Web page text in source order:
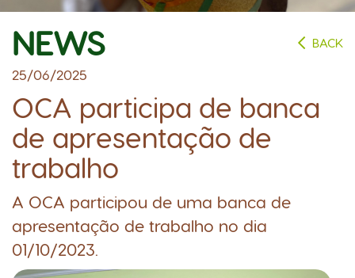
NEWS BACK
25/06/2025
OCA participa de banca
de apresentação de
trabalho
A OCA participou de uma banca de
apresentação de trabalho no dia
01/10/2023.